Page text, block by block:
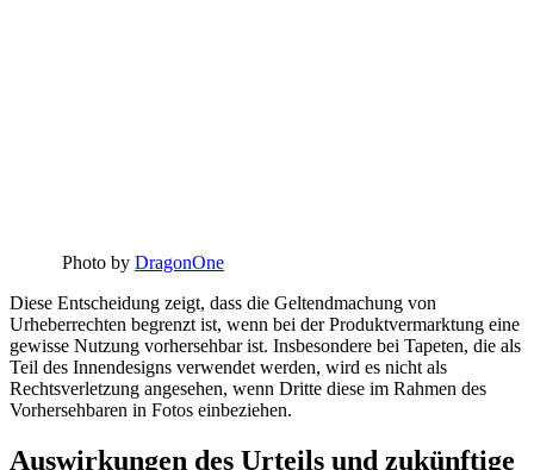
Photo by DragonOne
Diese Entscheidung zeigt, dass die Geltendmachung von
Urheberrechten begrenzt ist, wenn bei der Produktvermarktung eine
gewisse Nutzung vorhersehbar ist. Insbesondere bei Tapeten, die als
Teil des Innendesigns verwendet werden, wird es nicht als
Rechtsverletzung angesehen, wenn Dritte diese im Rahmen des
Vorhersehbaren in Fotos einbeziehen.
Auswirkungen des Urteils und zukünftige